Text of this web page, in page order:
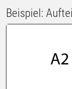
Beispiel: